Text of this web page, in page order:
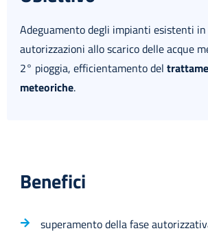
Adeguamento degli impianti esistenti
autorizzazioni allo scarico delle acque
2° pioggia, efficientamento del
meteoriche.
Benefici
superamento della fase